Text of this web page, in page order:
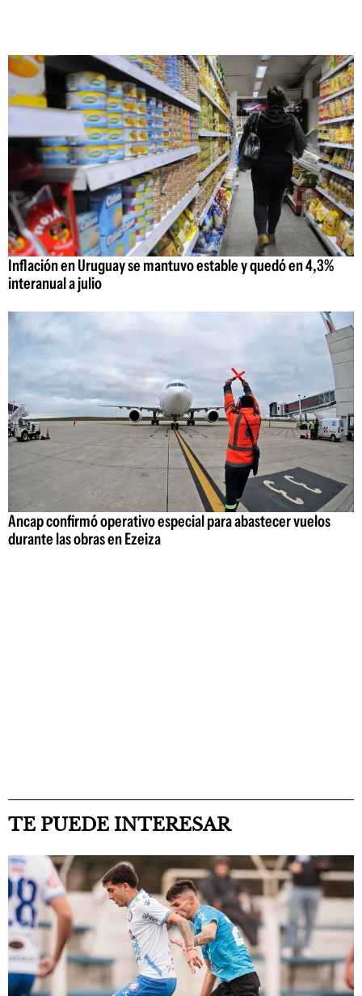
Inflación en Uruguay se mantuvo estable y quedó en 4,3%
interanual a julio
Ancap confirmó operativo especial para abastecer vuelos
durante las obras en Ezeiza
TE PUEDE INTERESAR